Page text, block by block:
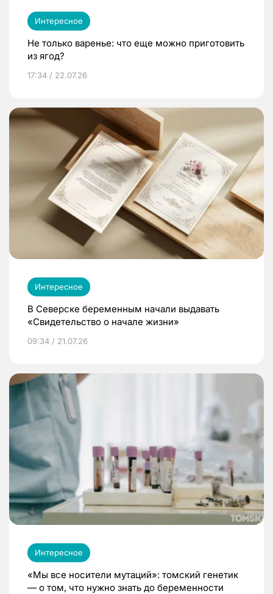
Интересное
Не только варенье: что еще можно приготовить
из ягод?
17:34 / 22.07.26
Интересное
В Северске беременным начали выдавать
«Свидетельство о начале жизни»
09:34 / 21.07.26
Интересное
«Мы все носители мутаций»: томский генетик
— о том, что нужно знать до беременности